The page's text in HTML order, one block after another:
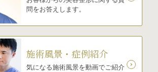
問をお答えします。
施術風景・症例紹介
気になる施術風景を動画でご紹介